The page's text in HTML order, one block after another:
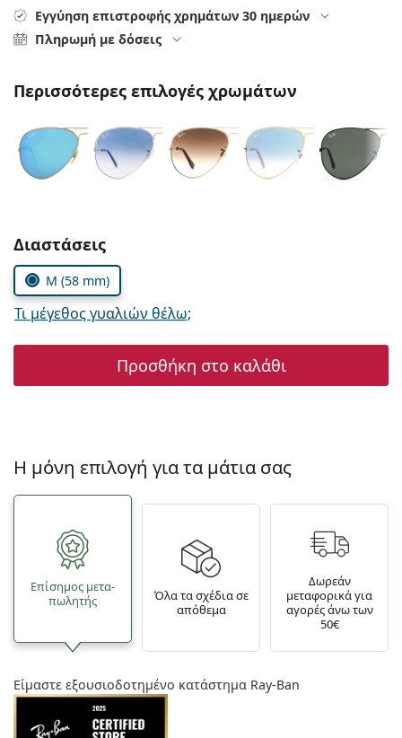
Persol
Prada
Όλες οι μάρκες
Εγγύηση επιστροφής χρημάτων 30 ημερών
Πληρωμή με δόσεις
Περισσότερες επιλογές χρωμάτων
Συμπληρώστε τις παράμετρους
Διαστάσεις
M (58 mm)
Τι μέγεθος γυαλιών θέλω;
Προσθήκη στο καλάθι
Η μόνη επιλογή για τα μάτια σας
Επίσημος μετα­
πωλητής
Όλα τα σχέδια σε
απόθεμα
Δωρεάν
μεταφορικά για
αγορές άνω των
50€
Είμαστε εξουσιοδοτημένο κατάστημα Ray-Ban